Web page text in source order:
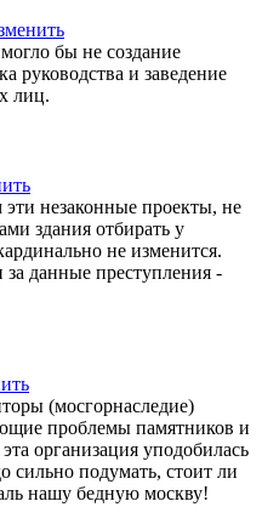
бы не создание
руководства и заведение
лиц.
незаконные проекты, не
здания отбирать у
не изменится.
за данные преступления -
(мосгорнаследие)
проблемы памятников и
организация уподобилась
сильно подумать, стоит ли
нашу бедную москву!